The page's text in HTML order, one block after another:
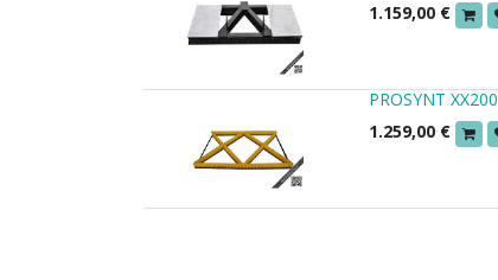
1.159,00 €
PROSYNT
1.259,00 €